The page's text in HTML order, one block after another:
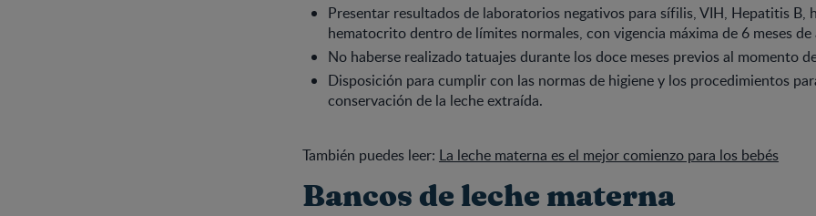
Presentar resultados de laboratorios negativos para sífilis, VIH, Hepatitis B,
hematocrito dentro de límites normales, con vigencia máxima de 6 meses de
No haberse realizado tatuajes durante los doce meses previos al momento
Disposición para cumplir con las normas de higiene y los procedimientos
conservación de la leche extraída.
También puedes leer: La leche materna es el mejor comienzo para los bebés
Bancos de leche materna